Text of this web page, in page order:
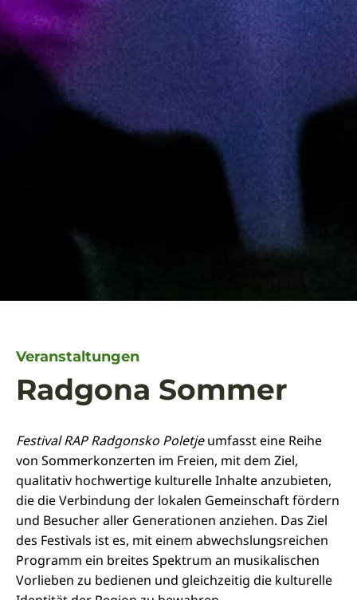
Veranstaltungen
Radgona Sommer
Festival RAP Radgonsko Poletjeumfasst eine Reihe
von Sommerkonzerten im Freien, mit dem Ziel,
qualitativ hochwertige kulturelle Inhalte anzubieten,
die die Verbindung der lokalen Gemeinschaft fördern
und Besucher aller Generationen anziehen. Das Ziel
des Festivals ist es, mit einem abwechslungsreichen
Programm ein breites Spektrum an musikalischen
Vorlieben zu bedienen und gleichzeitig die kulturelle